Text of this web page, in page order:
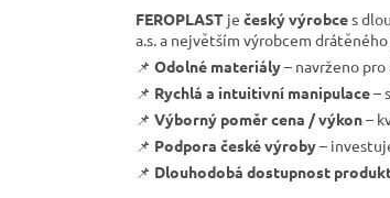
FEROPLAST je český výrobces
a.s. a největším výrobcem
📌 Odolné materiály– navrženo
📌 Rychlá a intuitivní manipulace–
📌 Výborný poměr cena / výkon–
📌 Podpora české výroby–
📌 Dlouhodobá dostupnost